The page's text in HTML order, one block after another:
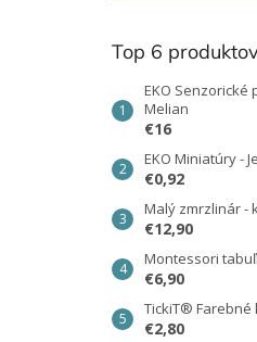
Top 6
EKO Senzorické
Melian
€16
EKO Miniatúry -
€0,92
Malý zmrzlinár -
€12,90
Montessori
€6,90
TickiT® Farebné
€2,80